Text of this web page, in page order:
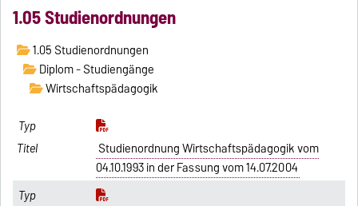
1.05 Studienordnungen
1.05 Studienordnungen
Diplom - Studiengänge
Wirtschaftspädagogik
Studienordnung Wirtschaftspädagogik vom
04.10.1993 in der Fassung vom 14.07.2004